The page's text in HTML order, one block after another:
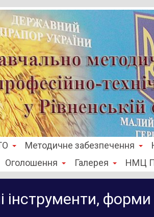
Методичне забезпечення
Оголошення Галерея НМЦ
інструменти, форми